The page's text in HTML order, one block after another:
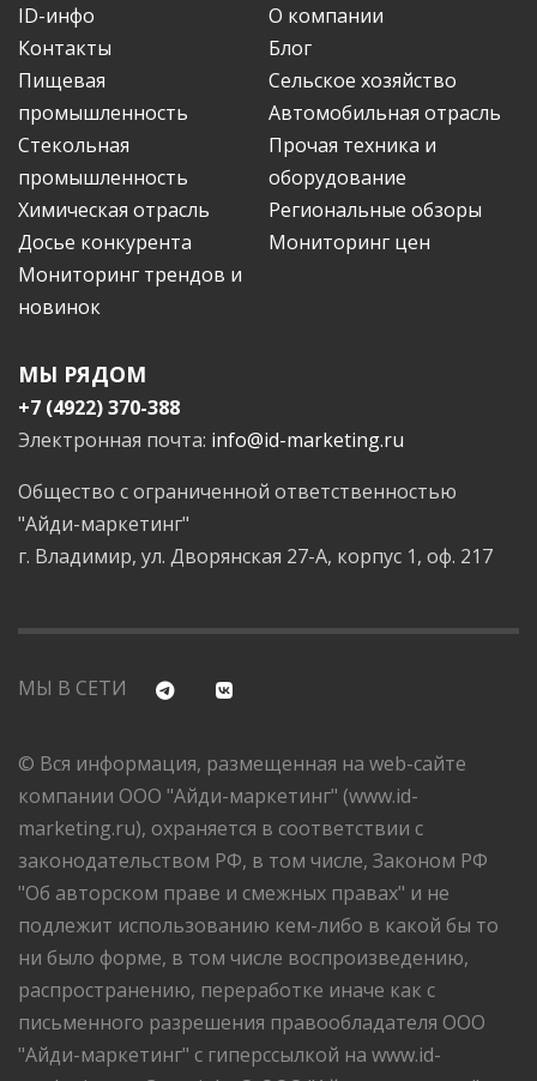
ID-инфо
О компании
Контакты
Блог
Пищевая
промышленность
Сельское хозяйство
Автомобильная отрасль
Стекольная
промышленность
Прочая техника и
оборудование
Химическая отрасль
Региональные обзоры
Досье конкурента
Мониторинг цен
Мониторинг трендов и
новинок
МЫ РЯДОМ
+7 (4922) 370-388
Электронная почта: info@id-marketing.ru
Общество с ограниченной ответственностью
"Айди-маркетинг"
г. Владимир, ул. Дворянская 27-А, корпус 1, оф. 217
МЫ В СЕТИ
© Вся информация, размещенная на web-сайте
компании ООО "Айди-маркетинг" (www.id-
marketing.ru), охраняется в соответствии с
законодательством РФ, в том числе, Законом РФ
"Об авторском праве и смежных правах" и не
подлежит использованию кем-либо в какой бы то
ни было форме, в том числе воспроизведению,
распространению, переработке иначе как с
письменного разрешения правообладателя ООО
"Айди-маркетинг" с гиперссылкой на www.id-